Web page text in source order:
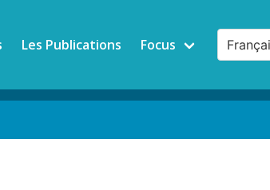
Les Publications Focus